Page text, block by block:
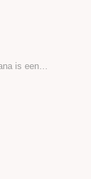
is een…